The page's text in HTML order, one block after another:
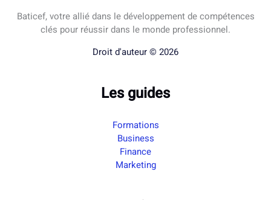
Baticef, votre allié dans le développement de compétences
clés pour réussir dans le monde professionnel.
Droit d'auteur © 2026
Les guides
Formations
Business
Finance
Marketing